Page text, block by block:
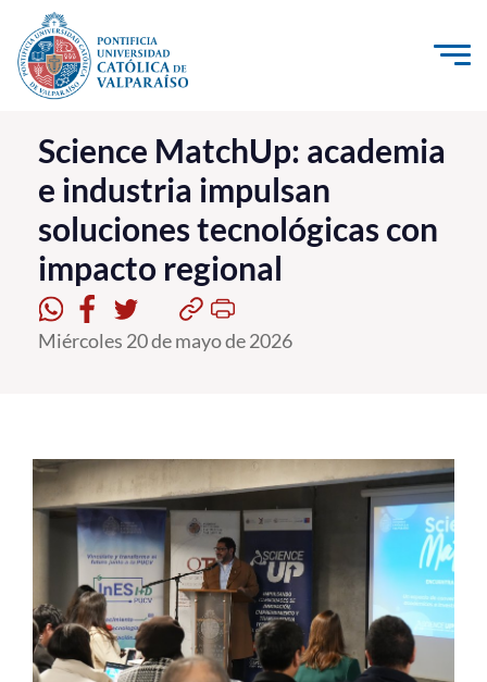
Click acá para ir directamente al contenido
La Universidad
Investigación, Creación e Innovación
PUCV Internacional
Vinculación con el Medio
Admisión
Formación Continua
Estudiantes
Académicos
Funcionarios
Alumni
Science MatchUp: academia
e industria impulsan
soluciones tecnológicas con
impacto regional
Miércoles 20 de mayo de 2026